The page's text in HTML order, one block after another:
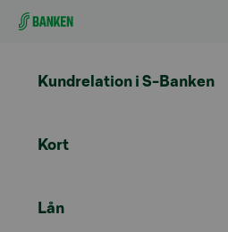
Gå direkt till innehållet
Kundrelation i S-Banken
Kort
Lån